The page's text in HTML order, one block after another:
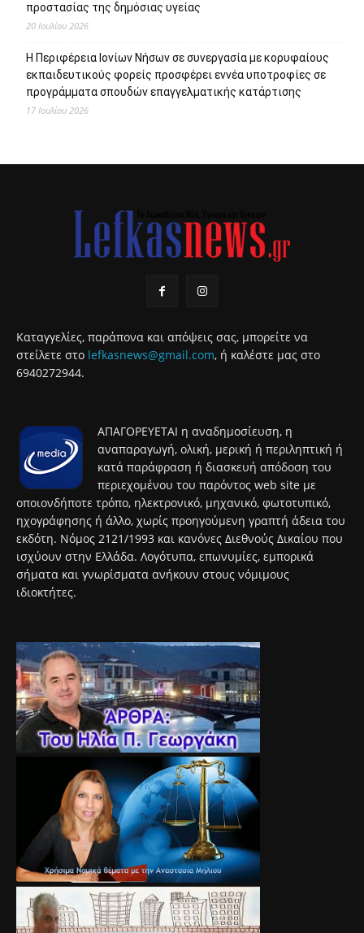
προστασίας της δημόσιας υγείας
20 Ιουλίου 2026
Η Περιφέρεια Ιονίων Νήσων σε συνεργασία με κορυφαίους
εκπαιδευτικούς φορείς προσφέρει εννέα υποτροφίες σε
προγράμματα σπουδών επαγγελματικής κατάρτισης
17 Ιουλίου 2026
Καταγγελίες, παράπονα και απόψεις σας, μπορείτε να
στείλετε στο lefkasnews@gmail.com, ή καλέστε μας στο
6940272944.
ΑΠΑΓΟΡΕΥΕΤΑΙ η αναδημοσίευση, η
αναπαραγωγή, ολική, μερική ή περιληπτική ή
κατά παράφραση ή διασκευή απόδοση του
περιεχομένου του παρόντος web site με
οποιονδήποτε τρόπο, ηλεκτρονικό, μηχανικό, φωτοτυπικό,
ηχογράφησης ή άλλο, χωρίς προηγούμενη γραπτή άδεια του
εκδότη. Νόμος 2121/1993 και κανόνες Διεθνούς Δικαίου που
ισχύουν στην Ελλάδα. Λογότυπα, επωνυμίες, εμπορικά
σήματα και γνωρίσματα ανήκουν στους νόμιμους
ιδιοκτήτες.